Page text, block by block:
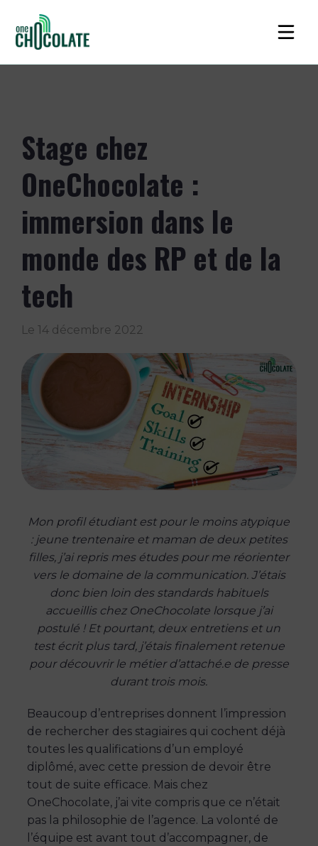
Stage chez
OneChocolate :
immersion dans le
monde des RP et de la
tech
Le14 décembre 2022
Mon profil étudiant est pour le moins atypique
: jeune trentenaire et maman de deux petites
filles, j’ai repris mes études pour me réorienter
vers le domaine de la communication. J’étais
donc bien loin des standards habituels
accueillis chez OneChocolate lorsque j’ai
postulé ! Et pourtant, deux entretiens et un
test écrit plus tard, j’étais finalement retenue
pour découvrir le métier d’attaché.e de presse
durant trois mois.
Beaucoup d’entreprises donnent l’impression
de rechercher des stagiaires qui cochent déjà
toutes les qualifications d’un employé
diplômé, avec cette pression de devoir être
tout de suite efficace. Mais chez
OneChocolate, j’ai vite compris que ce n’était
pas la philosophie de l’agence. La volonté de
l’équipe est avant tout d’accompagner, de